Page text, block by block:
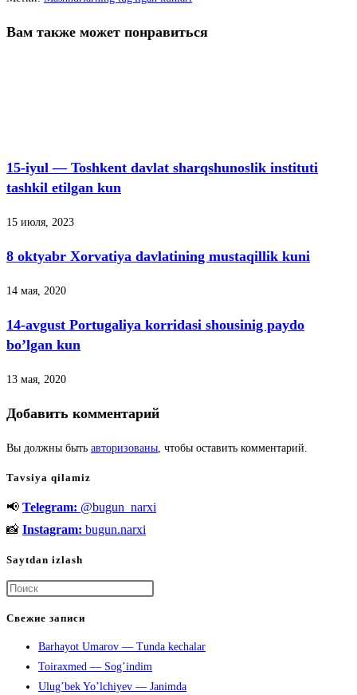
Вам также может понравиться
15-iyul — Toshkent davlat sharqshunoslik instituti
tashkil etilgan kun
15 июля, 2023
8 oktyabr Xorvatiya davlatining mustaqillik kuni
14 мая, 2020
14-avgust Portugaliya korridasi shousinig paydo
bo’lgan kun
13 мая, 2020
Добавить комментарий
Вы должны быть авторизованы, чтобы оставить комментарий.
Tavsiya qilamiz
📢 Telegram: @bugun_narxi
📸 Instagram: bugun.narxi
Saytdan izlash
чтобы
панель
Свежие записи
Barhayot Umarov — Tunda kechalar
Toiraxmed — Sog’indim
Ulug’bek Yo’lchiyev — Janimda